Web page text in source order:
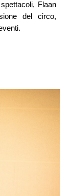
Flaan
del circo,